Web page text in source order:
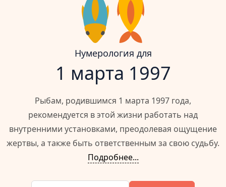
Гороскоп
Календарь
Нумерология для
1 марта 1997
Рыбам, родившимся 1 марта 1997 года,
рекомендуется в этой жизни работать над
внутренними установками, преодолевая ощущение
жертвы, а также быть ответственным за свою судьбу.
Подробнее...